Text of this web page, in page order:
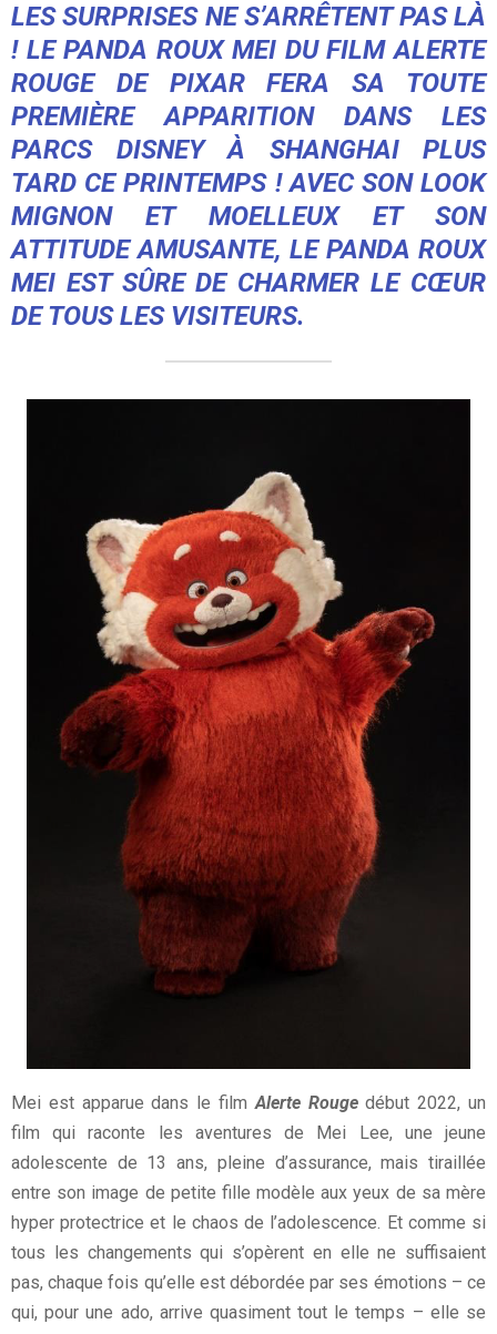
LES SURPRISES NE S’ARRÊTENT PAS LÀ
! LE PANDA ROUX MEI DU FILM ALERTE
ROUGE DE PIXAR FERA SA TOUTE
PREMIÈRE APPARITION DANS LES
PARCS DISNEY À SHANGHAI PLUS
TARD CE PRINTEMPS ! AVEC SON LOOK
MIGNON ET MOELLEUX ET SON
ATTITUDE AMUSANTE, LE PANDA ROUX
MEI EST SÛRE DE CHARMER LE CŒUR
DE TOUS LES VISITEURS.
Mei est apparue dans le film Alerte Rouge début 2022, un
film qui raconte les aventures de Mei Lee, une jeune
adolescente de 13 ans, pleine d’assurance, mais tiraillée
entre son image de petite fille modèle aux yeux de sa mère
hyper protectrice et le chaos de l’adolescence. Et comme si
tous les changements qui s’opèrent en elle ne suffisaient
pas, chaque fois qu’elle est débordée par ses émotions – ce
qui, pour une ado, arrive quasiment tout le temps – elle se